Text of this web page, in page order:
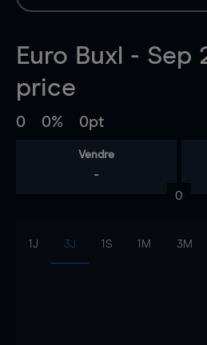
Euro Buxl - Sep
price
0 0% 0pt
Vendre
-
0
1J 3J 1S 1M 3M